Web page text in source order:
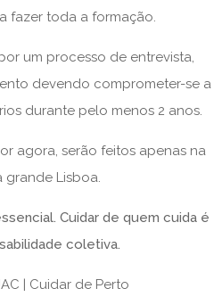
fazer toda a formação.
um processo de entrevista,
devendo comprometer-se a
durante pelo menos 2 anos.
agora, serão feitos apenas na
grande Lisboa.
Cuidar de quem cuida é
coletiva.
| Cuidar de Perto